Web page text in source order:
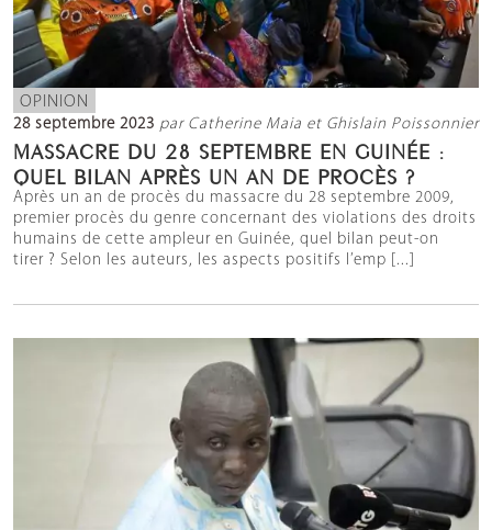
OPINION
28 septembre 2023 par Catherine Maia et Ghislain Poissonnier
MASSACRE DU 28 SEPTEMBRE EN GUINÉE :
QUEL BILAN APRÈS UN AN DE PROCÈS ?
Après un an de procès du massacre du 28 septembre 2009,
premier procès du genre concernant des violations des droits
humains de cette ampleur en Guinée, quel bilan peut-on
tirer ? Selon les auteurs, les aspects positifs l’emp [...]